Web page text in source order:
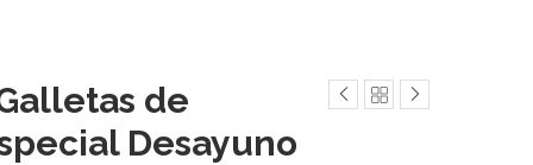
de
Desayuno